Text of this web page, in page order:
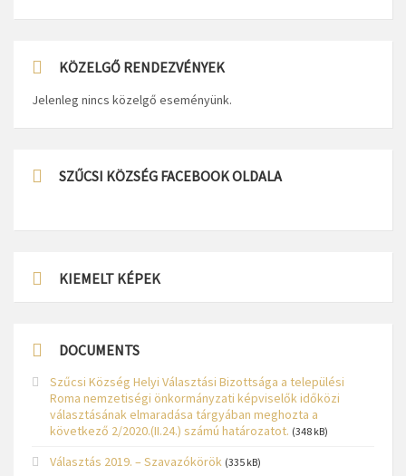
KÖZELGŐ RENDEZVÉNYEK
Jelenleg nincs közelgő eseményünk.
SZŰCSI KÖZSÉG FACEBOOK OLDALA
KIEMELT KÉPEK
DOCUMENTS
Szűcsi Község Helyi Választási Bizottsága a települési
Roma nemzetiségi önkormányzati képviselők időközi
választásának elmaradása tárgyában meghozta a
következő 2/2020.(II.24.) számú határozatot. (348 kB)
Választás 2019. – Szavazókörök (335 kB)